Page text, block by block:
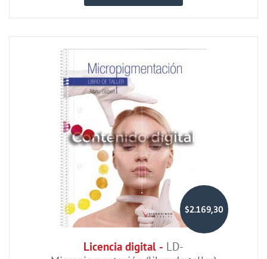
$2.169,30
Licencia digital - LD-